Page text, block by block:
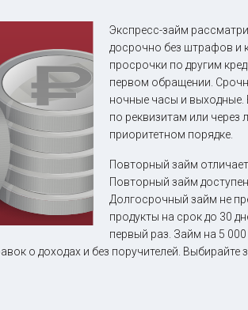
Экспресс-займ
досрочно без штрафов и
просрочки по другим
первом обращении.
ночные часы и выходные.
по реквизитам или
приоритетном порядке.
Повторный займ
Повторный займ
Долгосрочный займ не
продукты на срок до 30
первый раз. Займ на 5
о доходах и без поручителей.